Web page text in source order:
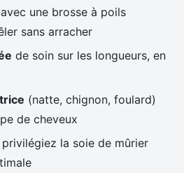
avec une brosse à poils
sans arracher
de soin sur les longueurs, en
(natte, chignon, foulard)
de cheveux
privilégiez la soie de mûrier